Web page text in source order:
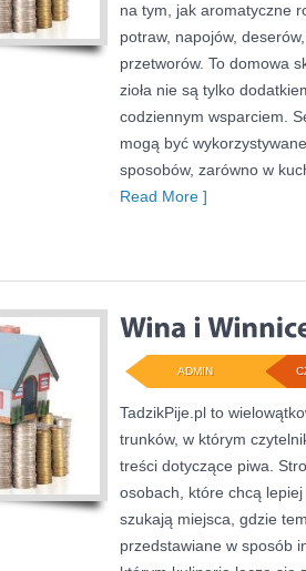
na tym, jak aromatyczne
potraw, napojów,
przetworów. To domowa
zioła nie są tylko
codziennym wsparciem.
mogą być
sposobów, zarówno w
Read More ]
ADMIN
TadzikPije.pl to
trunków, w którym
treści dotyczące piwa.
osobach, które chcą
szukają miejsca, gdzie
przedstawiane w sposób